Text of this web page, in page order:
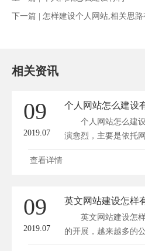
下一篇 | 怎样建设个人网站,相关思
相关资讯
09
2019.07
个人网站怎么建设
个人网站怎么建
演愈烈，主要是依托
查看详情
09
2019.07
英文网站建设怎样
英文网站建设怎
的开展，越来越多的